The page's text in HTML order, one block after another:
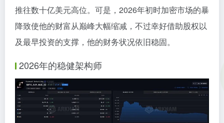
推往数十亿美元高位。可是，2026年初时加密市场的暴
降致使他的财富从巅峰大幅缩减，不过幸好借助股权以
及最早投资的支撑，他的财务状况依旧稳固。
2026年的稳健架构师